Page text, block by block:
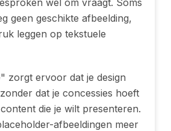
geen geschikte afbeelding,
leggen op tekstuele
zorgt ervoor dat je design
dat je concessies hoeft
die je wilt presenteren.
afbeeldingen meer